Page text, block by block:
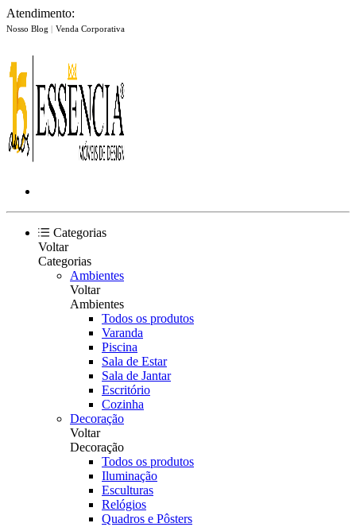
Atendimento:
Nosso Blog | Venda Corporativa
Categorias
Voltar
Categorias
Ambientes
Voltar
Ambientes
Todos os produtos
Varanda
Piscina
Sala de Estar
Sala de Jantar
Escritório
Cozinha
Decoração
Voltar
Decoração
Todos os produtos
Iluminação
Esculturas
Relógios
Quadros e Pôsters